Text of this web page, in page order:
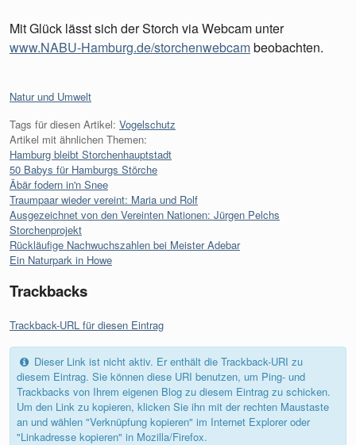
Mit Glück lässt sich der Storch via Webcam unter
www.NABU-Hamburg.de/storchenwebcambeobachten.
Kategorien:
Natur und Umwelt
Tags für diesen Artikel: Vogelschutz
Artikel mit ähnlichen Themen:
Hamburg bleibt Storchenhauptstadt
50 Babys für Hamburgs Störche
Äbär fodern in'n Snee
Traumpaar wieder vereint: Maria und Rolf
Ausgezeichnet von den Vereinten Nationen: Jürgen Pelchs
Storchenprojekt
Rückläufige Nachwuchszahlen bei Meister Adebar
Ein Naturpark in Howe
Trackbacks
Trackback-URL für diesen Eintrag
Dieser Link ist nicht aktiv. Er enthält die Trackback-URI zu
diesem Eintrag. Sie können diese URI benutzen, um Ping- und
Trackbacks von Ihrem eigenen Blog zu diesem Eintrag zu schicken.
Um den Link zu kopieren, klicken Sie ihn mit der rechten Maustaste
an und wählen "Verknüpfung kopieren" im Internet Explorer oder
"Linkadresse kopieren" in Mozilla/Firefox.